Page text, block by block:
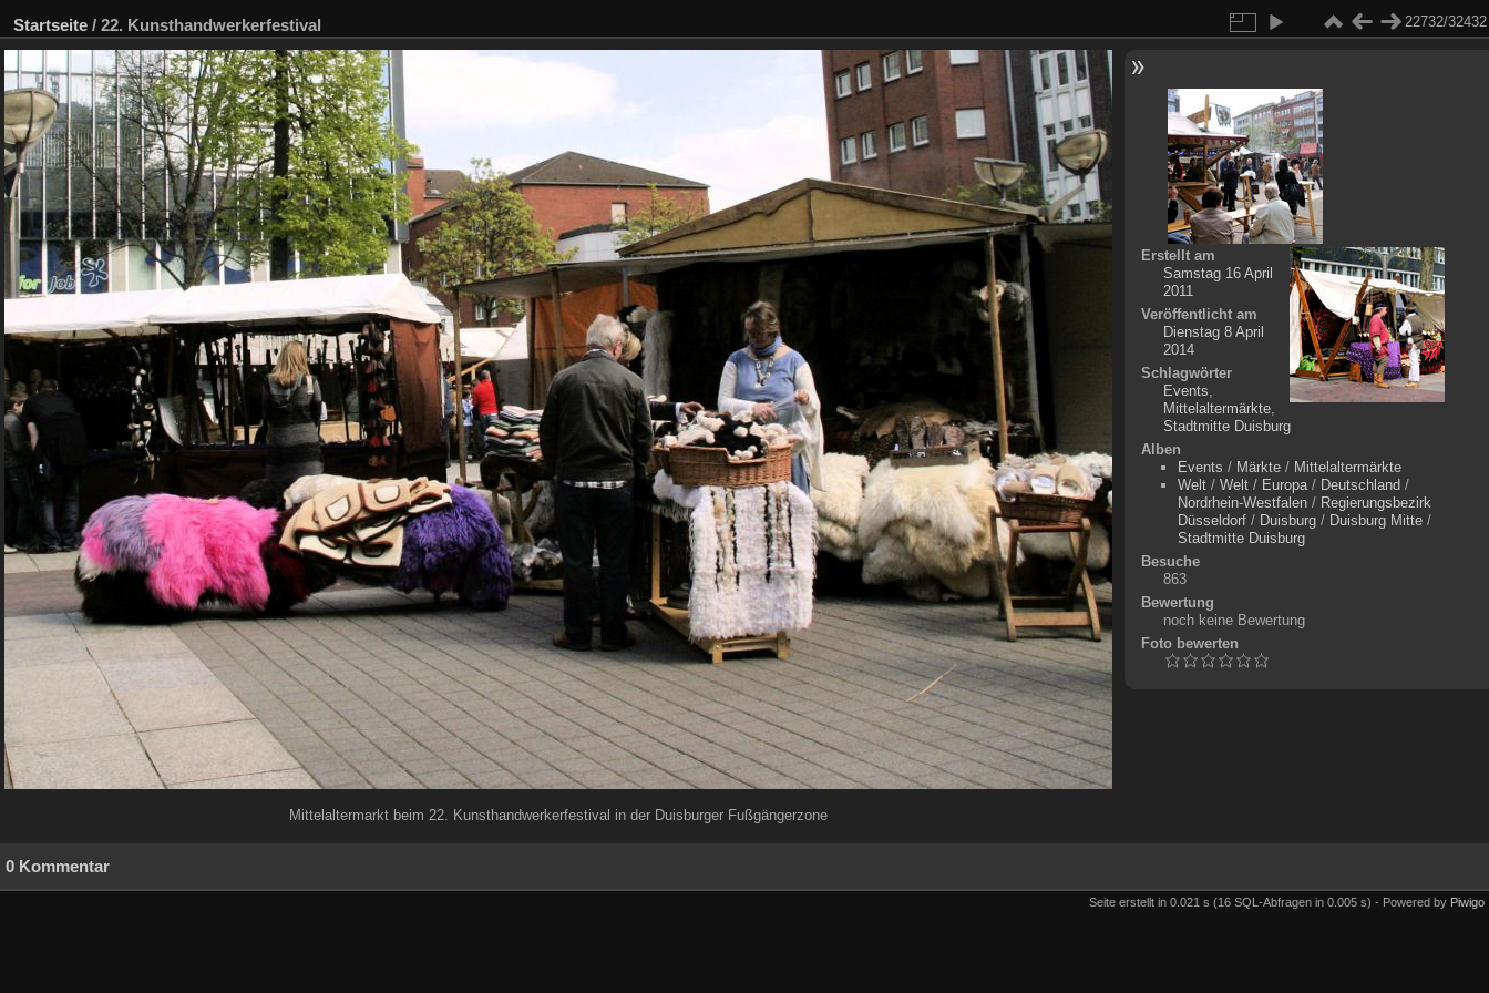
Startseite / 22. Kunsthandwerkerfestival 22732/32432
Mittelaltermarkt beim 22. Kunsthandwerkerfestival in der Duisburger Fußgängerzone
Erstellt am
Samstag 16 April
2011
Veröffentlicht am
Dienstag 8 April
2014
Schlagwörter
Events,
Mittelaltermärkte,
Stadtmitte Duisburg
Alben
Events / Märkte/ Mittelaltermärkte
Welt/ Welt/ Europa/ Deutschland /
Nordrhein-Westfalen/ Regierungsbezirk
Düsseldorf/ Duisburg/ Duisburg Mitte/
Stadtmitte Duisburg
Besuche
863
Bewertung
noch keine Bewertung
Foto bewerten
0 Kommentar
Seite erstellt in 0.021 s (16 SQL-Abfragen in 0.005 s) - Powered by Piwigo